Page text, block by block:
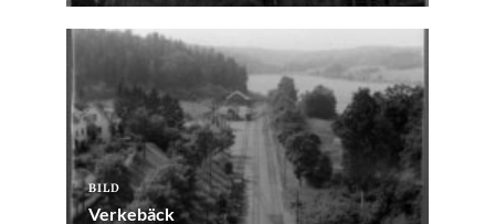
BILD
Verkebäck